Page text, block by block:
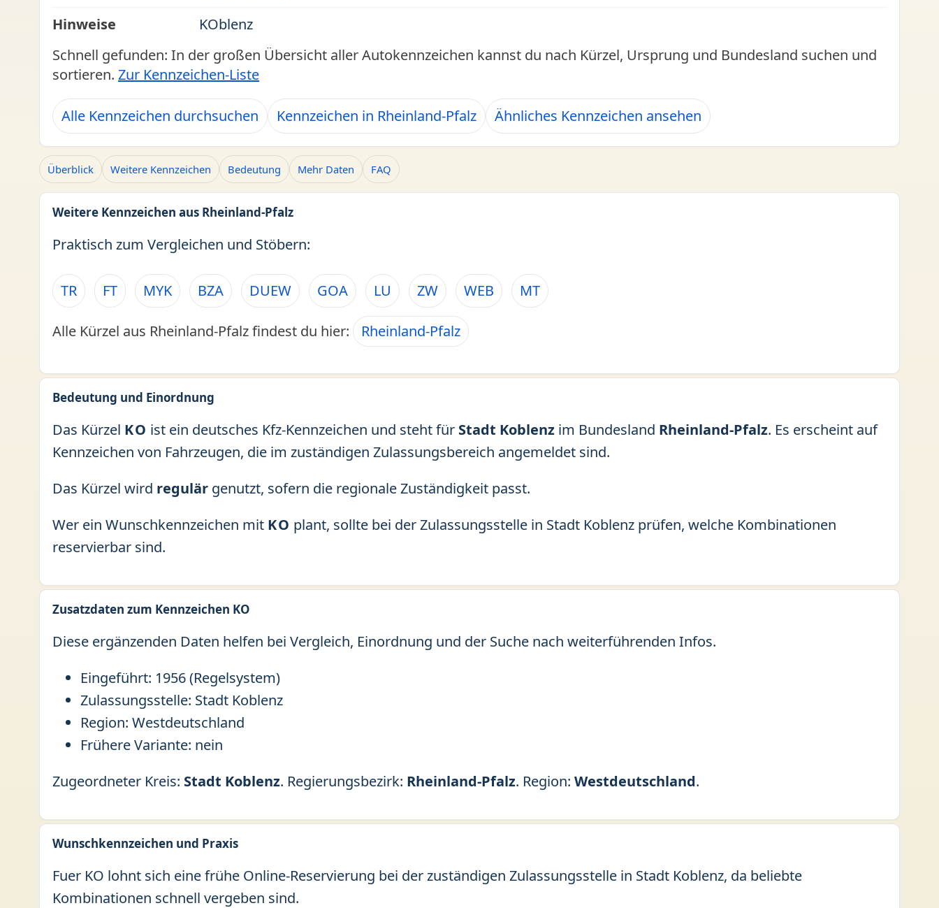
Hinweise
KOblenz
Schnell gefunden: In der großen Übersicht aller Autokennzeichen kannst du nach Kürzel, Ursprung und Bundesland suchen und
sortieren. Zur Kennzeichen-Liste
Alle Kennzeichen durchsuchen Kennzeichen in Rheinland-Pfalz Ähnliches Kennzeichen ansehen
Überblick Weitere Kennzeichen Bedeutung Mehr Daten FAQ
Weitere Kennzeichen aus Rheinland-Pfalz
Praktisch zum Vergleichen und Stöbern:
TR FT MYK BZA DUEW GOA LU ZW WEB MT
Alle Kürzel aus Rheinland-Pfalz findest du hier: Rheinland-Pfalz
Bedeutung und Einordnung
Das Kürzel KO ist ein deutsches Kfz-Kennzeichen und steht für Stadt Koblenz im Bundesland Rheinland-Pfalz. Es erscheint auf
Kennzeichen von Fahrzeugen, die im zuständigen Zulassungsbereich angemeldet sind.
Das Kürzel wird regulär genutzt, sofern die regionale Zuständigkeit passt.
Wer ein Wunschkennzeichen mit KO plant, sollte bei der Zulassungsstelle in Stadt Koblenz prüfen, welche Kombinationen
reservierbar sind.
Zusatzdaten zum Kennzeichen KO
Diese ergänzenden Daten helfen bei Vergleich, Einordnung und der Suche nach weiterführenden Infos.
Eingeführt: 1956 (Regelsystem)
Zulassungsstelle: Stadt Koblenz
Region: Westdeutschland
Frühere Variante: nein
Zugeordneter Kreis: Stadt Koblenz. Regierungsbezirk: Rheinland-Pfalz. Region: Westdeutschland.
Wunschkennzeichen und Praxis
Fuer KO lohnt sich eine frühe Online-Reservierung bei der zuständigen Zulassungsstelle in Stadt Koblenz, da beliebte
Kombinationen schnell vergeben sind.